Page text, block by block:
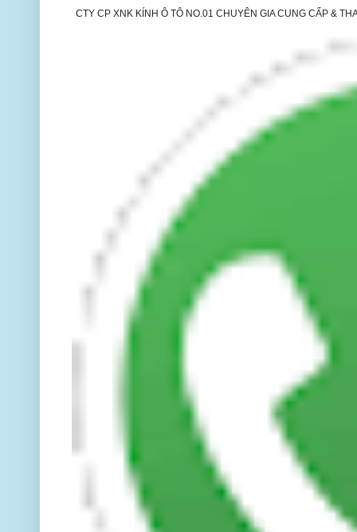
CTY CP XNK KÍNH Ô TÔ NO.01 CHUYÊN GIA CUNG CẤP &